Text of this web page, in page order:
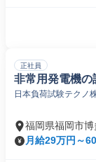
正社員
非常用発電機の
日本負荷試験テクノ
福岡県福岡市
月給29万円～